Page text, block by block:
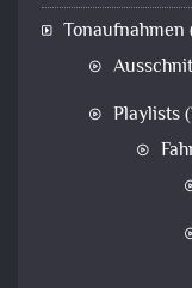
Tonaufnahmen
Playlists